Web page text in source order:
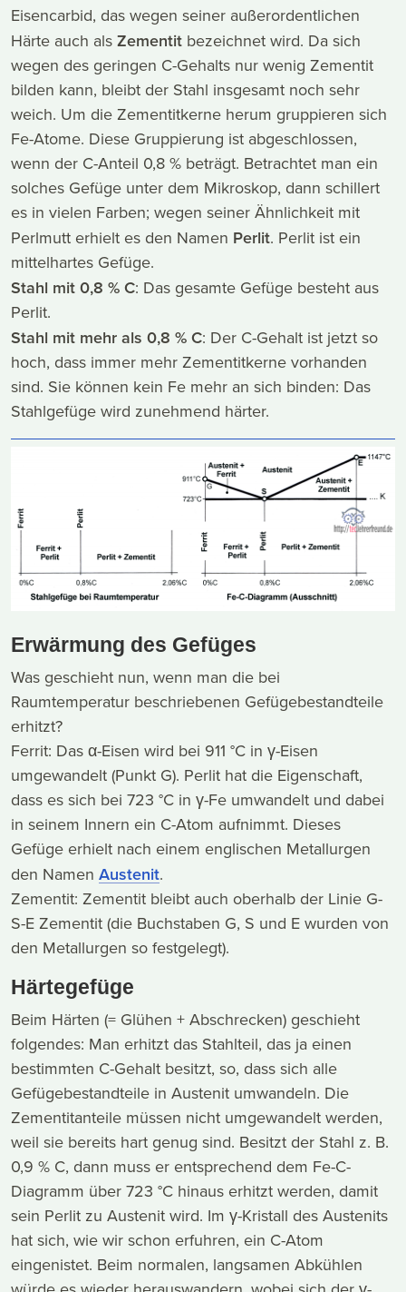
Eisencarbid, das wegen seiner außerordentlichen
Härte auch als Zementit bezeichnet wird. Da sich
wegen des geringen C-Gehalts nur wenig Zementit
bilden kann, bleibt der Stahl insgesamt noch sehr
weich. Um die Zementitkerne herum gruppieren sich
Fe-Atome. Diese Gruppierung ist abgeschlossen,
wenn der C-Anteil 0,8 % beträgt. Betrachtet man ein
solches Gefüge unter dem Mikroskop, dann schillert
es in vielen Farben; wegen seiner Ähnlichkeit mit
Perlmutt erhielt es den Namen Perlit. Perlit ist ein
mittelhartes Gefüge.
Stahl mit 0,8 % C: Das gesamte Gefüge besteht aus
Perlit.
Stahl mit mehr als 0,8 % C: Der C-Gehalt ist jetzt so
hoch, dass immer mehr Zementitkerne vorhanden
sind. Sie können kein Fe mehr an sich binden: Das
Stahlgefüge wird zunehmend härter.
Erwärmung des Gefüges
Was geschieht nun, wenn man die bei
Raumtemperatur beschriebenen Gefügebestandteile
erhitzt?
Ferrit: Das α-Eisen wird bei 911 °C in γ-Eisen
umgewandelt (Punkt G). Perlit hat die Eigenschaft,
dass es sich bei 723 °C in γ-Fe umwandelt und dabei
in seinem Innern ein C-Atom aufnimmt. Dieses
Gefüge erhielt nach einem englischen Metallurgen
den Namen Austenit.
Zementit: Zementit bleibt auch oberhalb der Linie G-
S-E Zementit (die Buchstaben G, S und E wurden von
den Metallurgen so festgelegt).
Härtegefüge
Beim Härten (= Glühen + Abschrecken) geschieht
folgendes: Man erhitzt das Stahlteil, das ja einen
bestimmten C-Gehalt besitzt, so, dass sich alle
Gefügebestandteile in Austenit umwandeln. Die
Zementitanteile müssen nicht umgewandelt werden,
weil sie bereits hart genug sind. Besitzt der Stahl z. B.
0,9 % C, dann muss er entsprechend dem Fe-C-
Diagramm über 723 °C hinaus erhitzt werden, damit
sein Perlit zu Austenit wird. Im γ-Kristall des Austenits
hat sich, wie wir schon erfuhren, ein C-Atom
eingenistet. Beim normalen, langsamen Abkühlen